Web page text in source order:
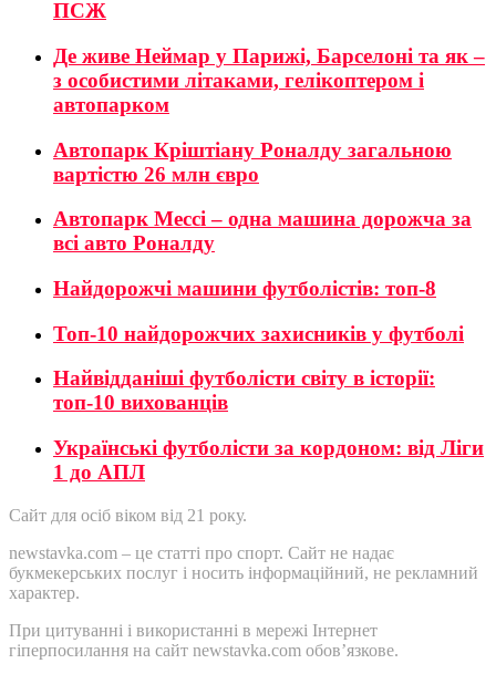
ПСЖ
Де живе Неймар у Парижі, Барселоні та як –
з особистими літаками, гелікоптером і
автопарком
Автопарк Кріштіану Роналду загальною
вартістю 26 млн євро
Автопарк Мессі – одна машина дорожча за
всі авто Роналду
Найдорожчі машини футболістів: топ-8
Топ-10 найдорожчих захисників у футболі
Найвідданіші футболісти світу в історії:
топ-10 вихованців
Українські футболісти за кордоном: від Ліги
1 до АПЛ
Сайт для осіб віком від 21 року.
newstavka.com – це статті про спорт. Сайт не надає
букмекерських послуг і носить інформаційний, не рекламний
характер.
При цитуванні і використанні в мережі Інтернет
гіперпосилання на сайт newstavka.com обов’язкове.